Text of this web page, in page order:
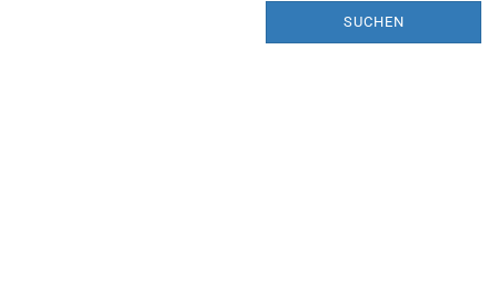
SUCHEN